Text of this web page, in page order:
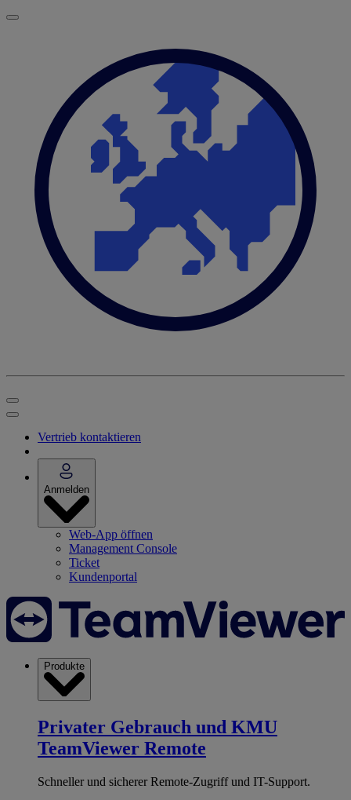
Vertrieb kontaktieren
Anmelden
Web-App öffnen
Management Console
Ticket
Kundenportal
Produkte
Privater Gebrauch und KMU
TeamViewer Remote
Schneller und sicherer Remote-Zugriff und IT-Support.